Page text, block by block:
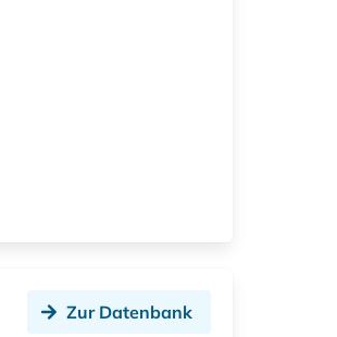
Zur Datenbank